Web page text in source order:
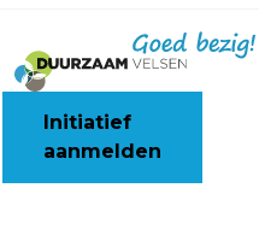
Initiatief
aanmelden